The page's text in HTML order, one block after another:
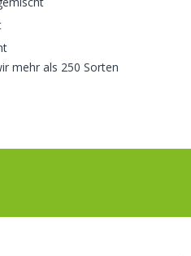
mehr als 250 Sorten